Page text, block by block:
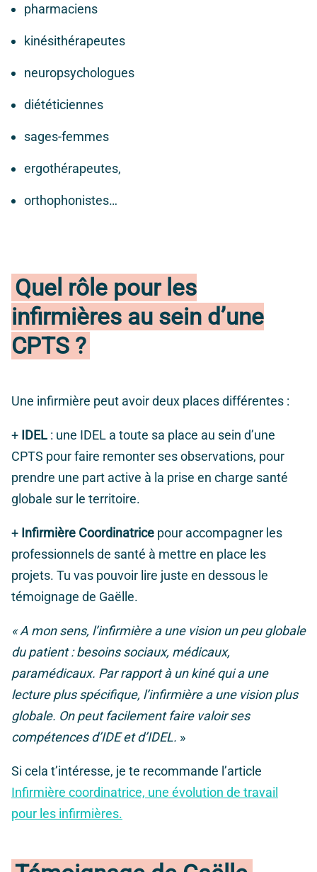
pharmaciens
kinésithérapeutes
neuropsychologues
diététiciennes
sages-femmes
ergothérapeutes,
orthophonistes…
Quel rôle pour les
infirmières au sein d’une
CPTS ?
Une infirmière peut avoir deux places différentes :
+ IDEL : une IDEL a toute sa place au sein d’une
CPTS pour faire remonter ses observations, pour
prendre une part active à la prise en charge santé
globale sur le territoire.
+ Infirmière Coordinatrice pour accompagner les
professionnels de santé à mettre en place les
projets. Tu vas pouvoir lire juste en dessous le
témoignage de Gaëlle.
« A mon sens, l’infirmière a une vision un peu globale
du patient : besoins sociaux, médicaux,
paramédicaux. Par rapport à un kiné qui a une
lecture plus spécifique, l’infirmière a une vision plus
globale. On peut facilement faire valoir ses
compétences d’IDE et d’IDEL. »
Si cela t’intéresse, je te recommande l’article
Infirmière coordinatrice, une évolution de travail
pour les infirmières.